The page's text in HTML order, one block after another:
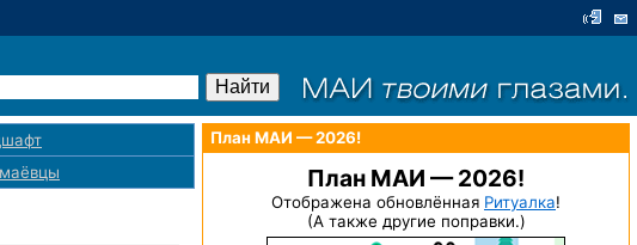
План МАИ — 2026!
План МАИ — 2026!
Отображена обновлённая Ритуалка!
(А также другие поправки.)